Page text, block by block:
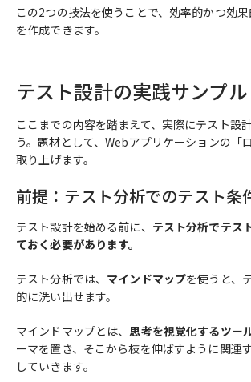
この2つの技法を使うことで、効率的かつ効
を作成できます。
テスト設計の実践サンプル
ここまでの内容を踏まえて、実際にテスト設
う。題材として、Webアプリケーションの「
取り上げます。
前提：テスト分析でのテスト条
テスト設計を始める前に、 テスト分析でテス
ておく必要があります。
テスト分析では、 マインドマップを使うと、
的に洗い出せます。
マインドマップとは、 思考を視覚化するツー
ーマを置き、そこから枝を伸ばすように関連
していきます。